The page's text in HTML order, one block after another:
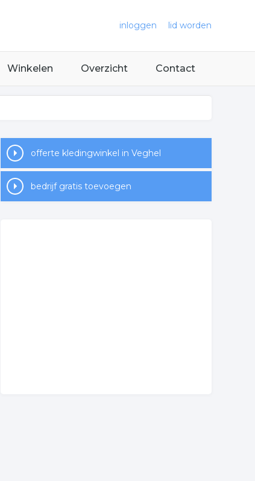
inloggen lid worden
Winkelen Overzicht Contact
offerte kledingwinkel in Veghel
bedrijf gratis toevoegen